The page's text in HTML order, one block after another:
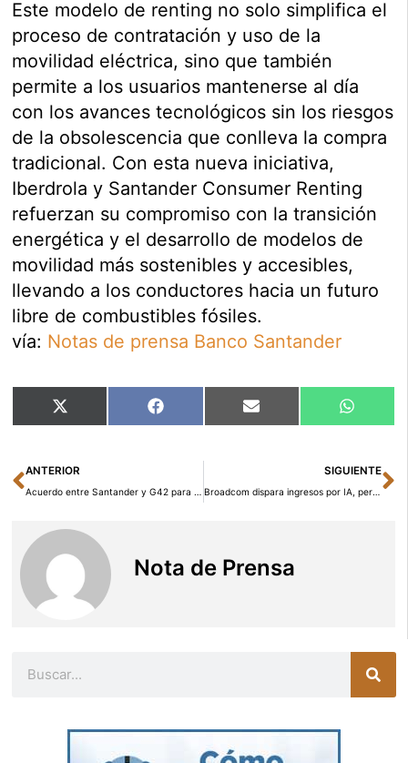
Este modelo de renting no solo simplifica el
proceso de contratación y uso de la
movilidad eléctrica, sino que también
permite a los usuarios mantenerse al día
con los avances tecnológicos sin los riesgos
de la obsolescencia que conlleva la compra
tradicional. Con esta nueva iniciativa,
Iberdrola y Santander Consumer Renting
refuerzan su compromiso con la transición
energética y el desarrollo de modelos de
movilidad más sostenibles y accesibles,
llevando a los conductores hacia un futuro
libre de combustibles fósiles.
vía: Notas de prensa Banco Santander
Compartir
en
X
(Twitter)
Compartir
en
Facebook Compartir
en
Email
en
Ant
ANTERIOR
Acuerdo entre Santander y G42 para Colaborar en Inteligencia Artificial
SIGUIENTE
Broadcom dispara ingresos por IA, pero VMware abre un frente incómodo
Nota de Prensa